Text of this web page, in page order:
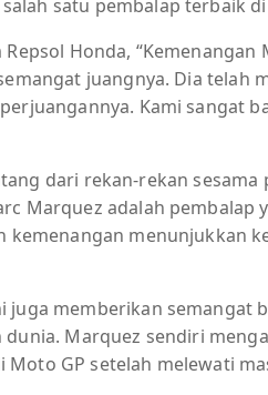
satu pembalap terbaik
Honda,
juangnya. Dia telah
Kami sangat
dari rekan-rekan sesama
Marquez adalah pembalap
menunjukkan
juga memberikan semangat
Marquez sendiri
GP setelah melewati